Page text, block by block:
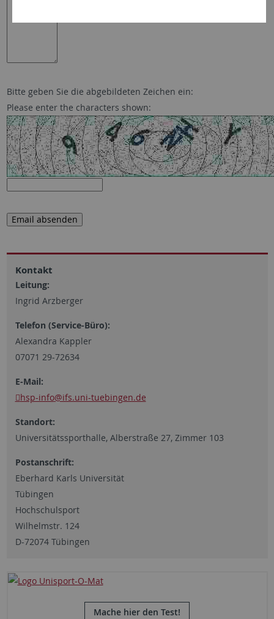
Bitte geben Sie die abgebildeten Zeichen ein:
Please enter the characters shown:
Kontakt
Leitung:
Ingrid Arzberger
Telefon (Service-Büro):
Alexandra Kappler
07071 29-72634
E-Mail:
hsp-info@ifs.uni-tuebingen.de
Standort:
Universitätssporthalle, Alberstraße 27, Zimmer 103
Postanschrift:
Eberhard Karls Universität
Tübingen
Hochschulsport
Wilhelmstr. 124
D-72074 Tübingen
Mache hier den Test!